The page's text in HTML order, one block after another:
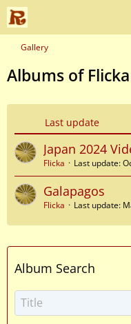
Gallery
Albums of Flicka
Last update
Japan 2024
Flicka Last update:
Galapagos
Flicka Last update:
Album Search